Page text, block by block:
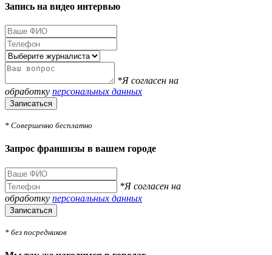
Запись на видео интервью
*Я согласен на
обработку персональных данных
Записаться
* Совершенно бесплатно
Запрос франшизы в вашем городе
*Я согласен на
обработку персональных данных
Записаться
* без посредников